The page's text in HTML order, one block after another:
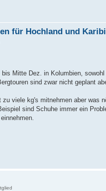
für Hochland und
Mitte Dez. in Kolumbien, sowohl
sind zwar nicht geplant
zu viele kg's mitnehmen aber was
sind Schuhe immer ein